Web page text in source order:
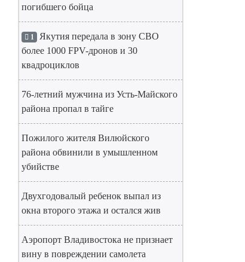
погибшего бойца
1 Якутия передала в зону СВО
более 1000 FPV-дронов и 30
квадроциклов
76-летний мужчина из Усть-Майского
района пропал в тайге
Пожилого жителя Вилюйского
района обвинили в умышленном
убийстве
Двухгодовалый ребенок выпал из
окна второго этажа и остался жив
Аэропорт Владивостока не признает
вину в повреждении самолета